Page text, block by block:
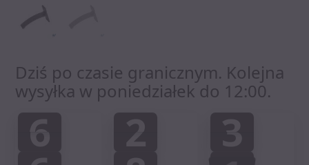
Dziś po czasie granicznym. Kolejna
wysyłka w poniedziałek do 12:00.
6
0
6 2
0
2 3
0
3